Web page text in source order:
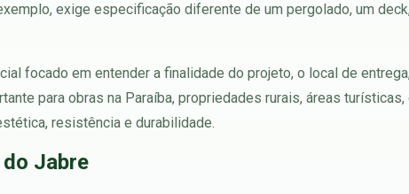
exige especificação diferente de um pergolado, um
focado em entender a finalidade do projeto, o local de
para obras na Paraíba, propriedades rurais, áreas
resistência e durabilidade.
Jabre